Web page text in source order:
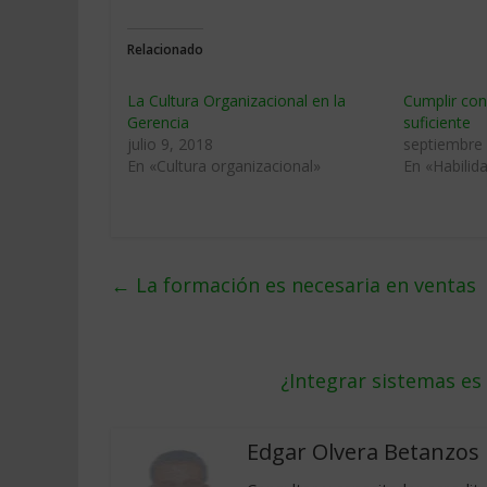
Relacionado
La Cultura Organizacional en la
Gerencia
julio 9, 2018
En «Cultura organizacional»
Cumplir
suficiente
septiembre
En
← La formación es necesaria en ventas
¿Integrar sistemas
Edgar Olvera Betanzos